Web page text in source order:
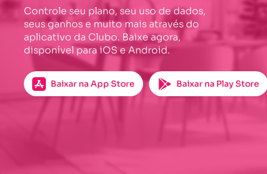
Controle seu plano, seu uso de dados,
seus ganhos e muito mais através do
aplicativo da Clubo. Baixe agora,
disponível para iOS e Android.
Baixar na App Store Baixar na Play Store